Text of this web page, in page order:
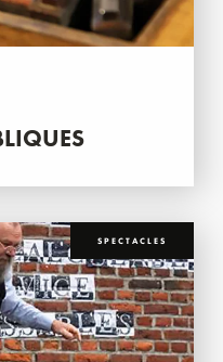
SPECTACLES